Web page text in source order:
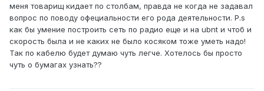
меня товарищ кидает по столбам, правда не когда не задавал
вопрос по поводу офециальности его рода деятельности. P.s
как бы умение построить сеть по радио еще и на ubnt и чтоб и
скорость была и не каких не было косяком тоже уметь надо!
Так по кабелю будет думаю чуть легче. Хотелось бы просто
чуть о бумагах узнать??